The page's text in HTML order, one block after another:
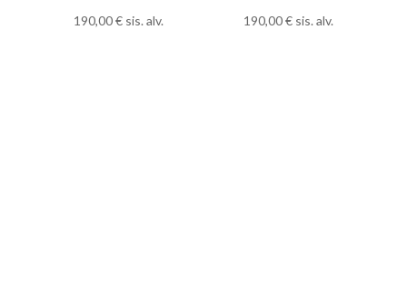
190,00€ sis. alv. 190,00€ sis. alv.